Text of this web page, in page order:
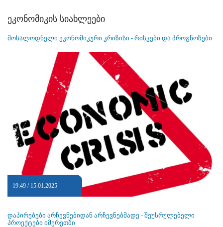
ეკონომიკის სიახლეები
მოსალოდნელი ეკონომიკური კრიზისი - რისკები და პროგნოზები
19:49 / 15.01.2025
დაპირებები არჩევნებიდან არჩევნებმადე - შეუსრულებელი
პროექტები იმერეთში